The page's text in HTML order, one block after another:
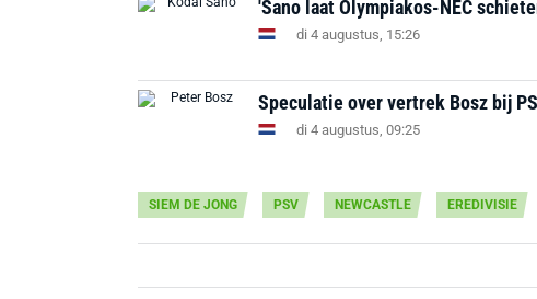
'Sano laat Olympiakos-NEC
di 4 augustus, 15:26
Speculatie over vertrek Bosz bij
di 4 augustus, 09:25
SIEM DE JONG PSV NEWCASTLE EREDIVISIE